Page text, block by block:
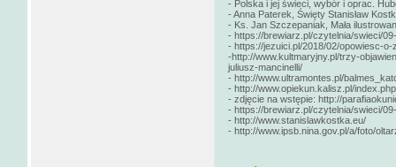
- Polska i jej świeci, wybór i oprac.
- Anna Paterek, Święty Stanisław
- Ks. Jan Szczepaniak, Mała
- https://brewiarz.pl/czytelnia/swieci/
- https://jezuici.pl/2018/02/opowiesc-
-http://www.kultmaryjny.pl/trzy-
juliusz-mancinelli/
- http://www.ultramontes.pl/
- http://www.opiekun.kalisz.pl/
- zdjęcie na wstępie: http://
- https://brewiarz.pl/czytelnia/swieci/
- http://www.stanislawkostka.eu/
- http://www.ipsb.nina.gov.pl/a/foto/